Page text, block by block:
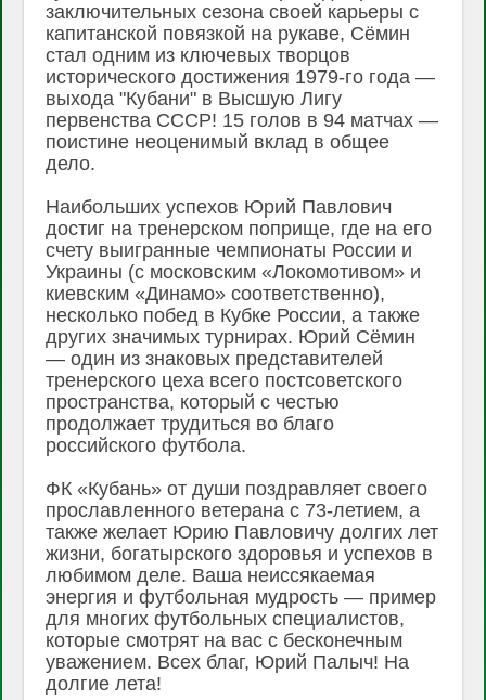
заключительных сезона своей карьеры с
капитанской повязкой на рукаве, Сёмин
стал одним из ключевых творцов
исторического достижения 1979-го года —
выхода "Кубани" в Высшую Лигу
первенства СССР! 15 голов в 94 матчах —
поистине неоценимый вклад в общее
дело.
Наибольших успехов Юрий Павлович
достиг на тренерском поприще, где на его
счету выигранные чемпионаты России и
Украины (с московским «Локомотивом» и
киевским «Динамо» соответственно),
несколько побед в Кубке России, а также
других значимых турнирах. Юрий Сёмин
— один из знаковых представителей
тренерского цеха всего постсоветского
пространства, который с честью
продолжает трудиться во благо
российского футбола.
ФК «Кубань» от души поздравляет своего
прославленного ветерана с 73-летием, а
также желает Юрию Павловичу долгих лет
жизни, богатырского здоровья и успехов в
любимом деле. Ваша неиссякаемая
энергия и футбольная мудрость — пример
для многих футбольных специалистов,
которые смотрят на вас с бесконечным
уважением. Всех благ, Юрий Палыч! На
долгие лета!